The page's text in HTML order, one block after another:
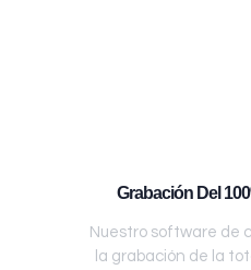
Grabación Del
Nuestro software de
la grabación de la